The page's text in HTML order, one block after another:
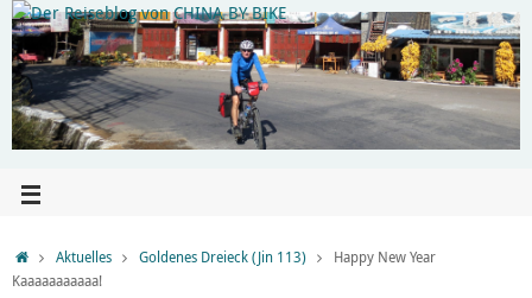
Aktuelles Goldenes Dreieck (Jin 113)
Happy New Year
Kaaaaaaaaaaa!